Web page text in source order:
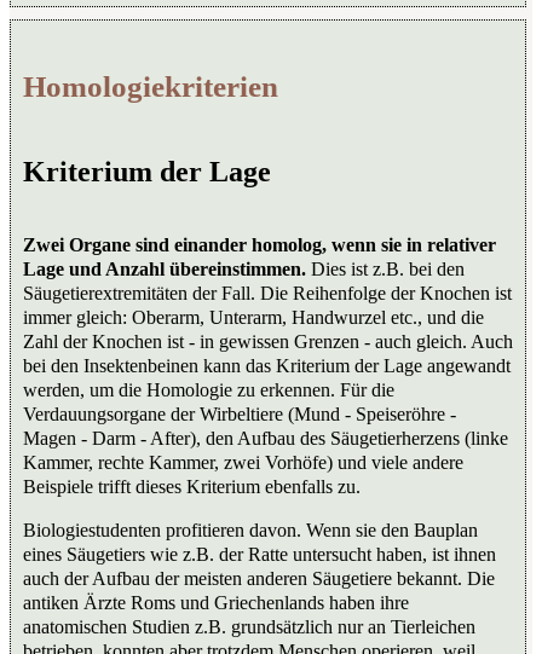
Homologiekriterien
Kriterium der Lage
Zwei Organe sind einander homolog, wenn sie in relativer
Lage und Anzahl übereinstimmen. Dies ist z.B. bei den
Säugetierextremitäten der Fall. Die Reihenfolge der Knochen ist
immer gleich: Oberarm, Unterarm, Handwurzel etc., und die
Zahl der Knochen ist - in gewissen Grenzen - auch gleich. Auch
bei den Insektenbeinen kann das Kriterium der Lage angewandt
werden, um die Homologie zu erkennen. Für die
Verdauungsorgane der Wirbeltiere (Mund - Speiseröhre -
Magen - Darm - After), den Aufbau des Säugetierherzens (linke
Kammer, rechte Kammer, zwei Vorhöfe) und viele andere
Beispiele trifft dieses Kriterium ebenfalls zu.
Biologiestudenten profitieren davon. Wenn sie den Bauplan
eines Säugetiers wie z.B. der Ratte untersucht haben, ist ihnen
auch der Aufbau der meisten anderen Säugetiere bekannt. Die
antiken Ärzte Roms und Griechenlands haben ihre
anatomischen Studien z.B. grundsätzlich nur an Tierleichen